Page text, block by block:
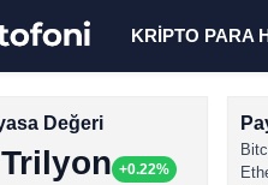
KRİPTO PARA
Değeri
+0.22%